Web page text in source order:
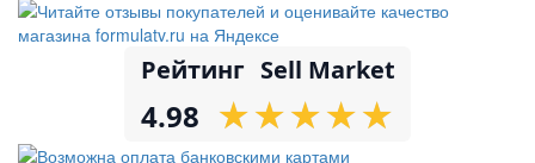
Рейтинг Sell Market
4.98 ★
★★
★★
★★
★★
★